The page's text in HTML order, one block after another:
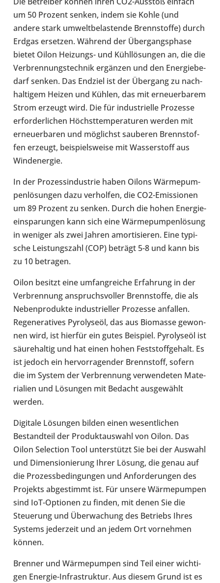
um 50 Prozent senken, indem sie Kohle (und
andere stark umwelt­be­las­tende Brenn­stoffe) durch
Erdgas erset­zen. Während der Über­gangs­phase
bietet Oilon Heizungs-​ und Kühl­lö­sun­gen an, die die
Ver­bren­nungs­tech­nik ergän­zen und den Ener­gie­be­
darf senken. Das Endziel ist der Über­gang zu nach­
hal­ti­gem Heizen und Kühlen, das mit erneu­er­ba­rem
Strom erzeugt wird. Die für indus­tri­elle Pro­zesse
erfor­der­li­chen Höchst­tem­pe­ra­tu­ren werden mit
erneu­er­ba­ren und mög­lichst sau­be­ren Brenn­stof­
fen erzeugt, bei­spiels­weise mit Was­ser­stoff aus
Wind­ener­gie.
In der Pro­zes­s­in­dus­trie haben Oilons Wär­me­pum­
pen­lö­sun­gen dazu ver­hol­fen, die CO2-​Emissionen
um 89 Prozent zu senken. Durch die hohen Ener­gie­
ein­spa­run­gen kann sich eine Wär­me­pum­pen­lö­sung
in weniger als zwei Jahren amor­ti­sie­ren. Eine typi­
sche Leis­tungs­zahl (COP) beträgt 5-8 und kann bis
zu 10 betra­gen.
Oilon besitzt eine umfang­rei­che Erfah­rung in der
Ver­bren­nung anspruchs­vol­ler Brenn­stoffe, die als
Neben­pro­dukte indus­tri­el­ler Pro­zesse anfal­len.
Rege­ne­ra­ti­ves Pyro­ly­seöl, das aus Bio­masse gewon­
nen wird, ist hierfür ein gutes Bei­spiel. Pyro­ly­seöl ist
säu­re­hal­tig und hat einen hohen Fest­stoff­ge­halt. Es
ist jedoch ein her­vor­ra­gen­der Brenn­stoff, sofern
die im System der Ver­bren­nung ver­wen­de­ten Mate­
ria­lien und Lösun­gen mit Bedacht aus­ge­wählt
werden.
Digi­tale Lösun­gen bilden einen wesent­li­chen
Bestand­teil der Pro­dukt­aus­wahl von Oilon. Das
Oilon Selec­tion Tool unter­stützt Sie bei der Auswahl
und Dimen­sio­nie­rung Ihrer Lösung, die genau auf
die Pro­zess­be­din­gun­gen und Anfor­de­run­gen des
Pro­jekts abge­stimmt ist. Für unsere Wär­me­pum­pen
sind IoT-​Optionen zu finden, mit denen Sie die
Steue­rung und Über­wa­chung des Betriebs Ihres
Systems jeder­zeit und an jedem Ort vor­neh­men
können.
Brenner und Wär­me­pum­pen sind Teil einer wich­ti­
gen Energie-​Infrastruktur. Aus diesem Grund ist es